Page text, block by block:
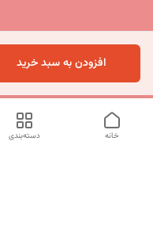
افزودن به سبد خرید
دسته‌بندی خانه